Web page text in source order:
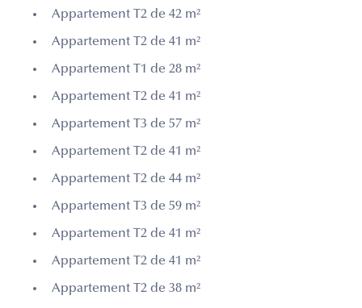
Appartement T2 de 42 m²
Appartement T2 de 41 m²
Appartement T1 de 28 m²
Appartement T2 de 41 m²
Appartement T3 de 57 m²
Appartement T2 de 41 m²
Appartement T2 de 44 m²
Appartement T3 de 59 m²
Appartement T2 de 41 m²
Appartement T2 de 41 m²
Appartement T2 de 38 m²